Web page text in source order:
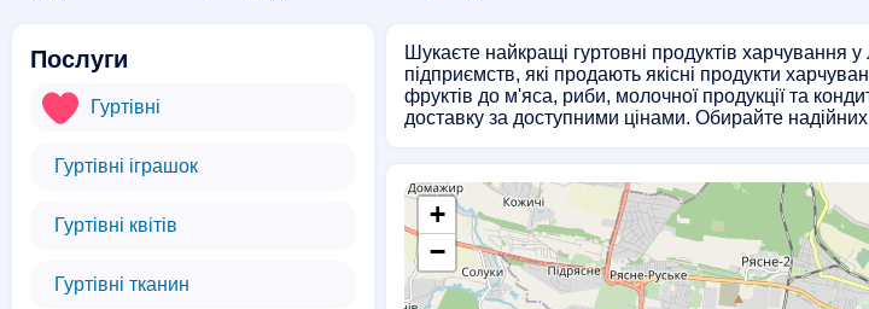
Послуги
Гуртівні
Гуртівні іграшок
Гуртівні квітів
Гуртівні тканин
Шукаєте найкращі гуртовні продуктів
підприємств, які продають якісні продукти
фруктів до м'яса, риби, молочної продукції та
доставку за доступними цінами. Обирайте
+
−